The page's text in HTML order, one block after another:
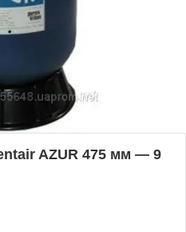
AZUR 475 мм — 9